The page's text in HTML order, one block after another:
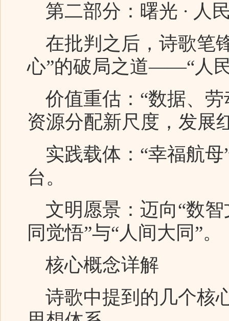
第二部分：曙光 · 人
在批判之后，诗歌笔
心”的破局之道——“人
价值重估：“数据、劳
资源分配新尺度，发展
实践载体：“幸福航母
台。
文明愿景：迈向“数智
同觉悟”与“人间大同”。
核心概念详解
诗歌中提到的几个核